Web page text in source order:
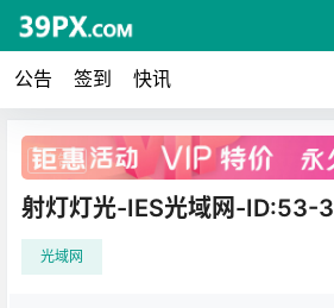
公告 签到 快讯
广告
射灯灯光-IES光域网-ID:53-3
光域网